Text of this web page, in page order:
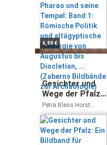
Römische Politik
und
altägyptische
Ideologie von
Augustus bis
Diocletian, ...
(Zaberns
Bildbände zur
Archäologie)
6,99 €
Gesichter und
Wege der Pfalz:
Ein Bildband für
Naturfreunde
(Farbbildband)
Petra Bless Horst
Bless